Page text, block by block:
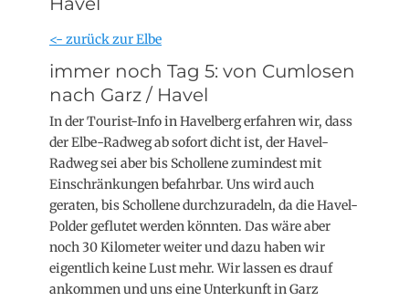
<- zurück zur Elbe
immer noch Tag 5: von Cumlosen
nach Garz / Havel
In der Tourist-Info in Havelberg erfahren wir, dass
der Elbe-Radweg ab sofort dicht ist, der Havel-
Radweg sei aber bis Schollene zumindest mit
Einschränkungen befahrbar. Uns wird auch
geraten, bis Schollene durchzuradeln, da die Havel-
Polder geflutet werden könnten. Das wäre aber
noch 30 Kilometer weiter und dazu haben wir
eigentlich keine Lust mehr. Wir lassen es drauf
ankommen und uns eine Unterkunft in Garz